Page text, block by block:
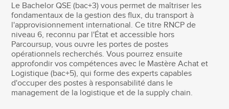
Le Bachelor QSE (bac+3) vous permet de maîtriser les
fondamentaux de la gestion des flux, du transport à
l'approvisionnement international. Ce titre RNCP de
niveau 6, reconnu par l'État et accessible hors
Parcoursup, vous ouvre les portes de postes
opérationnels recherchés. Vous pourrez ensuite
approfondir vos compétences avec le Mastère Achat et
Logistique (bac+5), qui forme des experts capables
d'occuper des postes à responsabilité dans le
management de la logistique et de la supply chain.